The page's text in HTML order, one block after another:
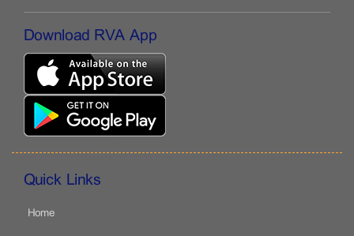
Download RVA App
Quick Links
Home